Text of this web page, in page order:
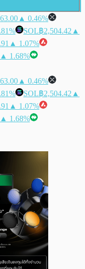
▲ 0.46%
SOL฿2,504.42 ▲
▲ 1.07%
▲ 1.68%
▲ 0.46%
SOL฿2,504.42 ▲
▲ 1.07%
▲ 1.68%